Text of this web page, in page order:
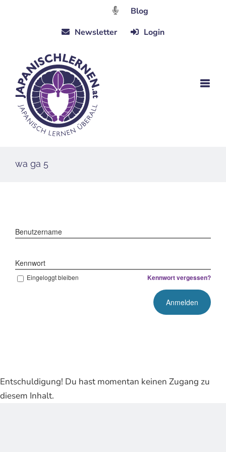
Blog
Newsletter
Login
wa ga 5
Benutzername
Kennwort
Eingeloggt bleiben Kennwort vergessen?
Entschuldigung! Du hast momentan keinen Zugang zu
diesem Inhalt.